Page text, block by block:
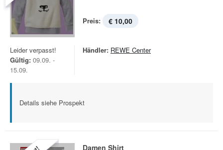
Preis: € 10,00
Leider verpasst!
Gültig: 09.09. -
15.09.
Händler: REWE Center
Details siehe Prospekt
Damen Shirt